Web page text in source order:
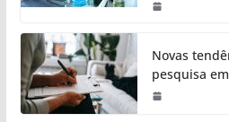
Novas
pesquisa